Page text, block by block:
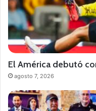
El América debutó
agosto 7, 2026